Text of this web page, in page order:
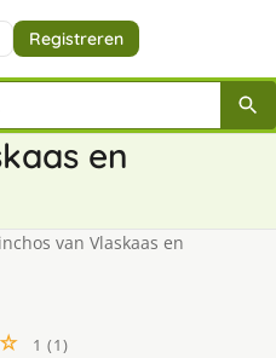
Registreren
en
van Vlaskaas en
1 (1)